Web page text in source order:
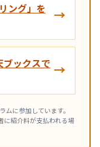
ング」を
→
ブックスで →
に参加しています。
に紹介料が支払われる場